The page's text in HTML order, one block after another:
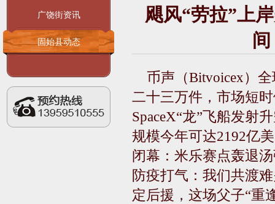
广饶街资讯
固始县动态
飓风“劳拉”上
间
币声（Bitvoicex）
二十三万件，市场短
SpaceX“龙”飞船发射
规模今年可达2192亿
闭幕：米乐赛点轰退
防疫打气：我们共渡
定后援，这场父子“重